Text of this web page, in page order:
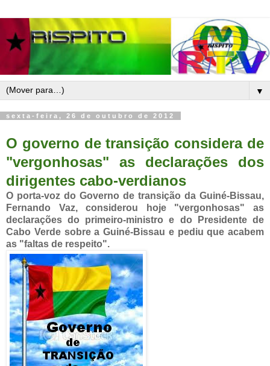
▼
sexta-feira, 26 de outubro de 2012
O governo de transição considera de
"vergonhosas" as declarações dos
dirigentes cabo-verdianos
O porta-voz do Governo de transição da Guiné-Bissau,
Fernando Vaz, considerou hoje "vergonhosas" as
declarações do primeiro-ministro e do Presidente de
Cabo Verde sobre a Guiné-Bissau e pediu que acabem
as "faltas de respeito".